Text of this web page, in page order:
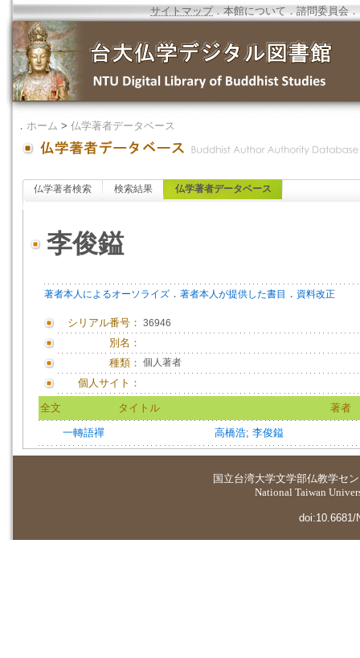
サイトマップ．本館について ．諮問委員会 ．
． ホーム > 仏学著者データベース
仏学著者検索 検索結果 仏学著者データベース
李俊鎰
著者本人によるオーソライズ ． 著者本人が提供した書目 ． 資料改正
シリアル番号： 36946
別名：
種類： 個人著者
個人サイト：
全文 タイトル 著者
一轉語禪 高橋浩; 李俊鎰
国立台湾大学文学部仏教学セ
National Taiwan
doi:10.6681/